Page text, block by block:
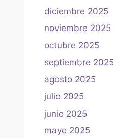
diciembre 2025
noviembre 2025
octubre 2025
septiembre 2025
agosto 2025
julio 2025
junio 2025
mayo 2025